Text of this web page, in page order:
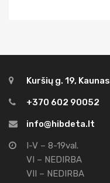
Kuršių g. 19, Kaunas
+370 602 90052
info@hibdeta.lt
I-V – 8-19val.
VI – NEDIRBA
VII – NEDIRBA